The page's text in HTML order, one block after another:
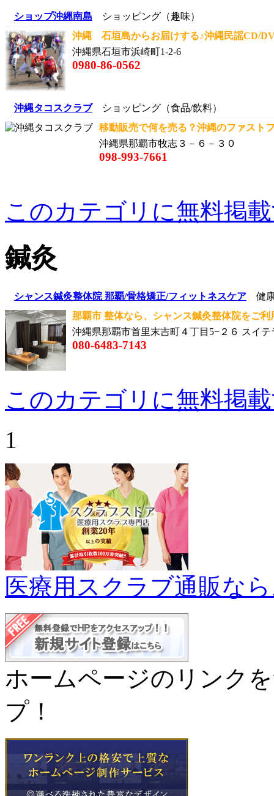
ショップ沖縄南島 ショッピング（趣味）
沖縄 石垣島からお届けする♪沖縄民謡CD/
沖縄県石垣市浜崎町1-2-6
0980-86-0562
沖縄タコスクラブショッピング（食品/飲料）
移動販売で何を売る？沖縄のファス
沖縄県那覇市牧志３－６－３０
098-993-7661
このカテゴリに無料掲
鍼灸
シャンス鍼灸整体院 那覇/骨格矯正/フィットネスケア 健
那覇市 整体なら、シャンス鍼灸整体院をご利
沖縄県那覇市首里末吉町４丁目5−２６ スイテ
080-6483-7143
このカテゴリに無料掲
1
医療用スクラブ通販な
ホームページのリンク
プ！